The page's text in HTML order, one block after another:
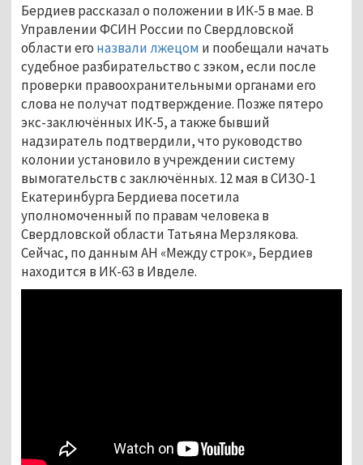
Бердиев рассказал о положении в ИК-5 в мае. В
Управлении ФСИН России по Свердловской
области его назвали лжецом и пообещали начать
судебное разбирательство с зэком, если после
проверки правоохранительными органами его
слова не получат подтверждение. Позже пятеро
экс-заключённых ИК-5, а также бывший
надзиратель подтвердили, что руководство
колонии установило в учреждении систему
вымогательств с заключённых. 12 мая в СИЗО-1
Екатеринбурга Бердиева посетила
уполномоченный по правам человека в
Свердловской области Татьяна Мерзлякова.
Сейчас, по данным АН «Между строк», Бердиев
находится в ИК-63 в Ивделе.